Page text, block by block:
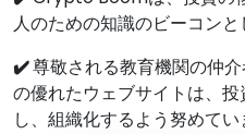
人のための知識のビーコンと
✔️尊敬される教育機関の仲
の優れたウェブサイトは、
し、組織化するよう努めてい